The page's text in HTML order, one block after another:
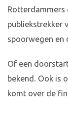
publiekstrekker
spoorwegen en
Of een
bekend. Ook is
komt over de